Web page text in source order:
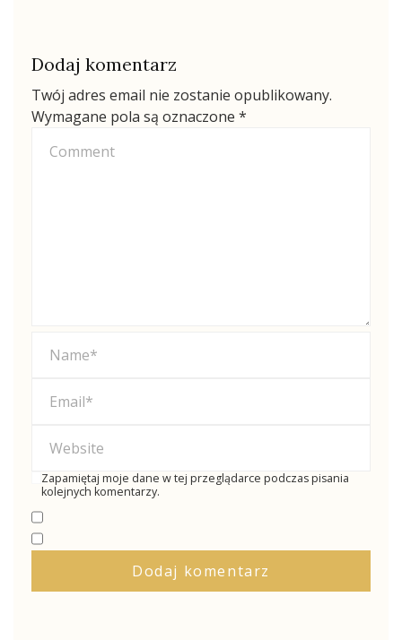
Dodaj komentarz
Twój adres email nie zostanie opublikowany.
Wymagane pola są oznaczone *
Zapamiętaj moje dane w tej przeglądarce podczas pisania
kolejnych komentarzy.